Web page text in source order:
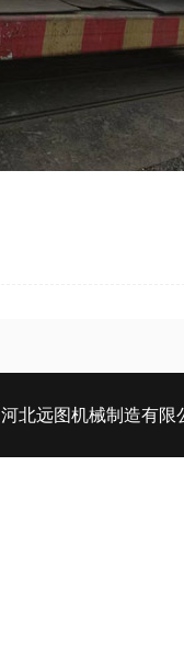
河北远图机械制造有限